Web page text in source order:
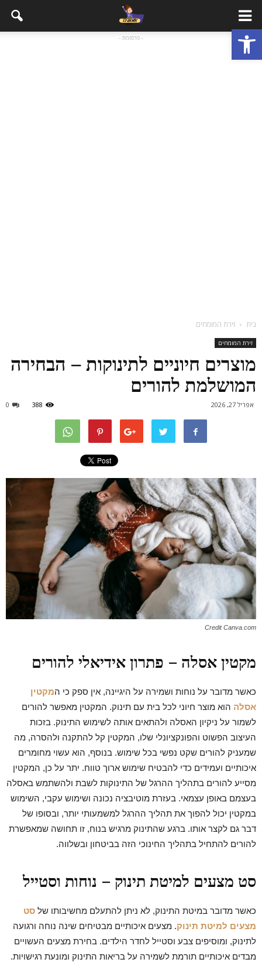
פתח סרגל נגישות - פרסומת -
בית זירת המומחים
זירת המומחים
מוצרים חיוניים לתינוקות – הבחירה
המושלמת להורים
אפריל 27, 2026 0 388
Credit Canva.com
מקטין אסלה – פתרון אידיאלי להורים
כאשר מדובר על נוחות ושמירה על היגיינה, אין ספק כי המקטין
אסלה הוא מוצר חיוני לכל בית עם תינוק. המקטין מאפשר להורים
לשמור על ניקיון האסלה ולהתאים אותה לשימוש התינוק. בזכות
העיצוב הפשוט והפונקציונלי שלו, המקטין קל להתקנה ולהסרה, מה
שמעניק להורים שקט נפשי בכל שימוש. בנוסף, הוא עשוי מחומרים
איכותיים ועמידים כדי להבטיח שימוש ארוך טווח. יתר על כן, המקטין
מסייע להורים בתהליך ההרגל של התינוקות לשבת ולהשתמש באסלה
בעצמם באופן עצמאי. בעזרת מוטיבציה נכונה ושימוש עקבי, השימוש
במקטין יכול להפוך את תהליך ההרגל למשמעותי יותר, ובסופו של
דבר גם לקצר אותו. ברגע שהתינוק מרגיש בנוח, זו תחושה שמאפשרת
להורים להתחיל בתהליך החינוכי הזה בביטחון ובשלווה.
סט מצעים למיטת תינוק – נוחות וסטייל
כאשר מדובר במיטת התינוק, לא ניתן להתעלם מחשיבותו של סט
מצעים למיטת תינוק. מצעים איכותיים מבטיחים שינה נוחה ורגועה
לתינוק, ומוסיפים צבע וסטייל לחדר הילדים. בחירת מצעים העשויים
מבדים איכותיים תורמת לשמירה על בריאות התינוק ומונעת רגישויות.